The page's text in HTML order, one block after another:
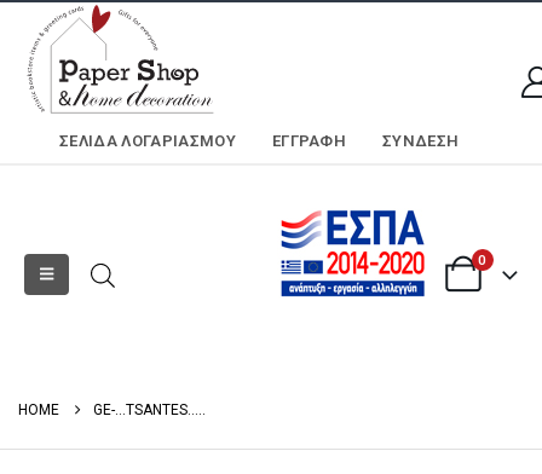
ΣΕΛΊΔΑ ΛΟΓΑΡΙΑΣΜΟΎ ΕΓΓΡΑΦΗ ΣΎΝΔΕΣΗ
0
HOME GE-…TSANTES…..